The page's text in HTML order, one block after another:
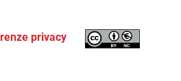
privacy